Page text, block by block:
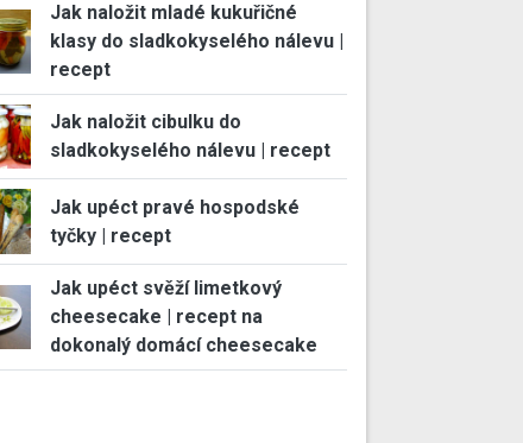
Jak naložit mladé kukuřičné
klasy do sladkokyselého nálevu |
recept
Jak naložit cibulku do
sladkokyselého nálevu | recept
Jak upéct pravé hospodské
tyčky | recept
Jak upéct svěží limetkový
cheesecake | recept na
dokonalý domácí cheesecake